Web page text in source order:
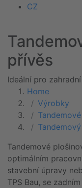
CZ
přívěs
Ideální pro
Home
Výrobky
Tandemové
optimálním
stavební úpravy
TPS Bau, se